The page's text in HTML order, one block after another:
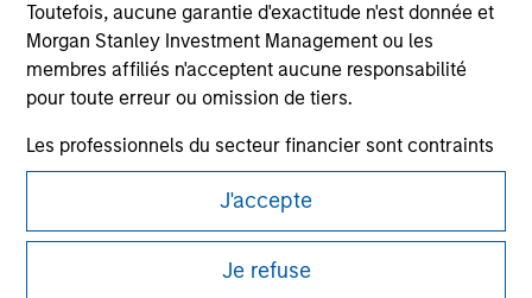
Toutefois, aucune garantie d'exactitude n'est donnée et
Morgan Stanley Investment Management ou les
membres affiliés n'acceptent aucune responsabilité
pour toute erreur ou omission de tiers.
Les professionnels du secteur financier sont contraints
de respecter certaines obligations destinées à
empêcher l’utilisation de fonds d’investissement à des
fins de blanchiment d’argent. Par conséquent, une
procédure d’identification des souscripteurs est
J'accepte
Je refuse
Morgan Stanley
Morgan Stanley Careers
Ce document est une communication promotionnelle.